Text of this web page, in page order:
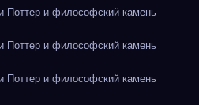
Поттер и философский камень
Поттер и философский камень
Поттер и философский камень